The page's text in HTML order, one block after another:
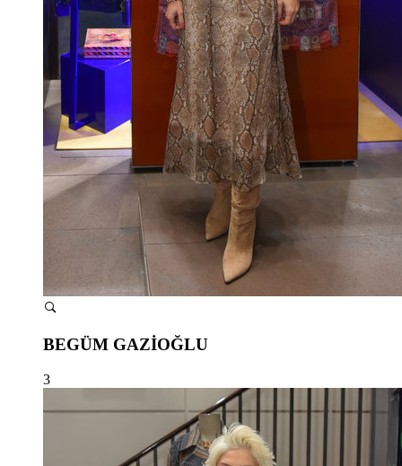
BEGÜM GAZİOĞLU
3